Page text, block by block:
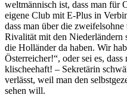
weltmännisch ist, dass man für
eigene Club mit E-Plus in
dass man über die
Rivalität mit den Niederländern
die Holländer da haben. Wir
Österreicher!“, oder sei es,
klischeehaft! – Sekretärin
verlässt, weil man den
sehen will.